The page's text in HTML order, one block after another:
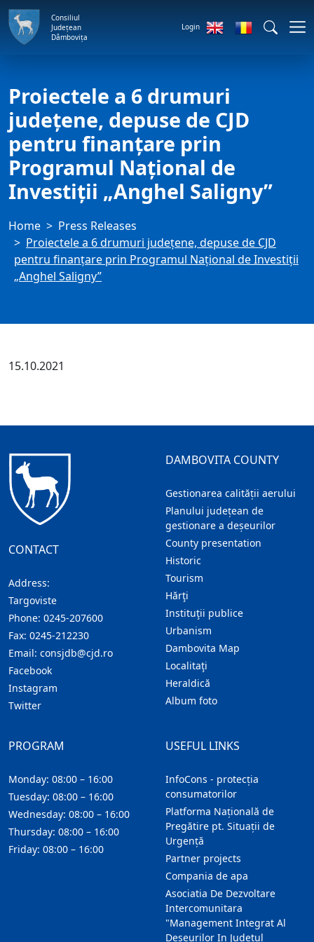
Consiliul
Județean
Dâmbovița
Login
Proiectele a 6 drumuri
județene, depuse de CJD
pentru finanțare prin
Programul Național de
Investiții „Anghel Saligny”
Home
Press Releases
Proiectele a 6 drumuri județene, depuse de CJD
pentru finanțare prin Programul Național de Investiții
„Anghel Saligny”
15.10.2021
CONTACT
Address:
Targoviste
Phone: 0245-207600
Fax: 0245-212230
Email: consjdb@cjd.ro
Facebook
Instagram
Twitter
DAMBOVITA COUNTY
Gestionarea calității aerului
Planului județean de
gestionare a deșeurilor
County presentation
Historic
Tourism
Hărţi
Instituţii publice
Urbanism
Dambovita Map
Localitaţi
Heraldică
Album foto
USEFUL LINKS
InfoCons - protecția
consumatorilor
Platforma Națională de
Pregătire pt. Situații de
Urgență
Partner projects
Compania de apa
Asociatia De Dezvoltare
Intercomunitara
"Management Integrat Al
Deseurilor In Judetul
PROGRAM
Monday: 08:00 – 16:00
Tuesday: 08:00 – 16:00
Wednesday: 08:00 – 16:00
Thursday: 08:00 – 16:00
Friday: 08:00 – 16:00